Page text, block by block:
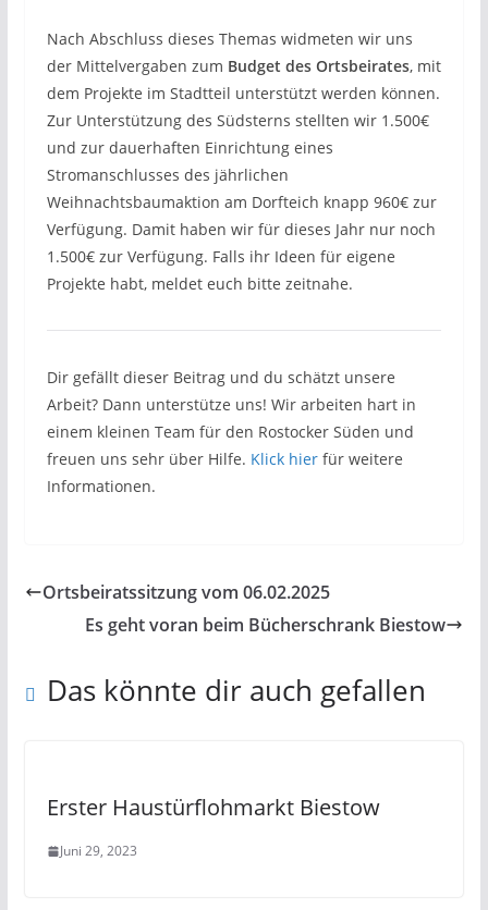
Nach Abschluss dieses Themas widmeten wir uns
der Mittelvergaben zum Budget des Ortsbeirates, mit
dem Projekte im Stadtteil unterstützt werden können.
Zur Unterstützung des Südsterns stellten wir 1.500€
und zur dauerhaften Einrichtung eines
Stromanschlusses des jährlichen
Weihnachtsbaumaktion am Dorfteich knapp 960€ zur
Verfügung. Damit haben wir für dieses Jahr nur noch
1.500€ zur Verfügung. Falls ihr Ideen für eigene
Projekte habt, meldet euch bitte zeitnahe.
Dir gefällt dieser Beitrag und du schätzt unsere
Arbeit? Dann unterstütze uns! Wir arbeiten hart in
einem kleinen Team für den Rostocker Süden und
freuen uns sehr über Hilfe. Klick hierfür weitere
Informationen.
Ortsbeiratssitzung vom 06.02.2025
Es geht voran beim Bücherschrank Biestow
Das könnte dir auch gefallen
Erster Haustürflohmarkt Biestow
Juni 29, 2023